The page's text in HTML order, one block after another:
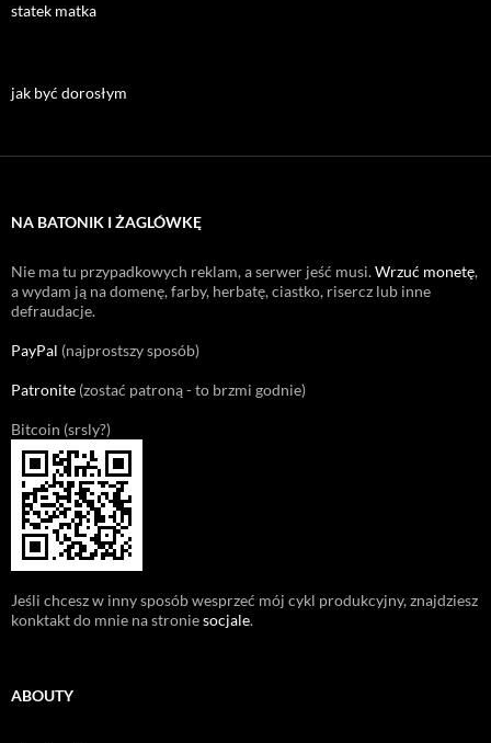
statek matka
jak być dorosłym
NA BATONIK I ŻAGLÓWKĘ
Nie ma tu przypadkowych reklam, a serwer jeść musi.Wrzuć monetę,
a wydam ją na domenę, farby, herbatę, ciastko, risercz lub inne
defraudacje.
PayPal (najprostszy sposób)
Patronite (zostać patroną - to brzmi godnie)
Bitcoin (srsly?)
Jeśli chcesz w inny sposób wesprzeć mój cykl produkcyjny, znajdziesz
konktakt do mnie na stroniesocjale.
ABOUTY